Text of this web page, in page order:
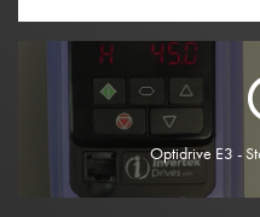
Optidrive E3 -